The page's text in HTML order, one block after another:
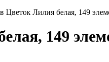
Цветок Лилия белая, 149
149